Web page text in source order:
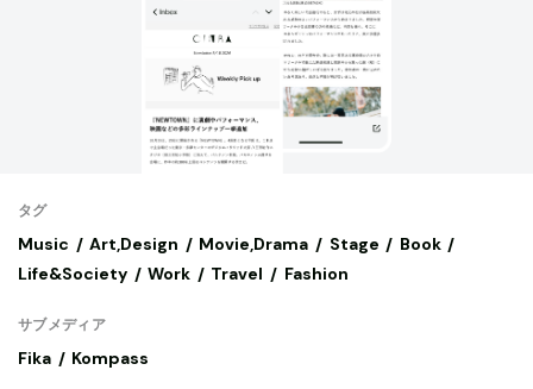
タグ
Music Art,Design Movie,Drama Stage
Book
Life&Society
Work Travel Fashion
サブメディア
Fika Kompass